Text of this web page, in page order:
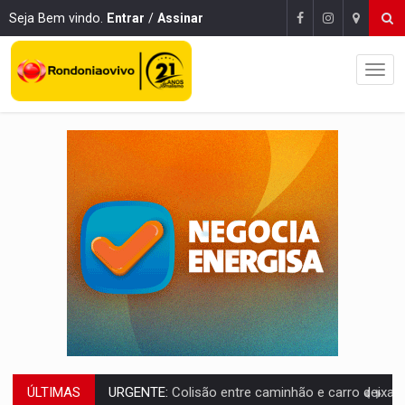
Seja Bem vindo. Entrar / Assinar
ÚLTIMAS URGENTE: Colisão entre caminhão e carro deixa quatro mortos e um em